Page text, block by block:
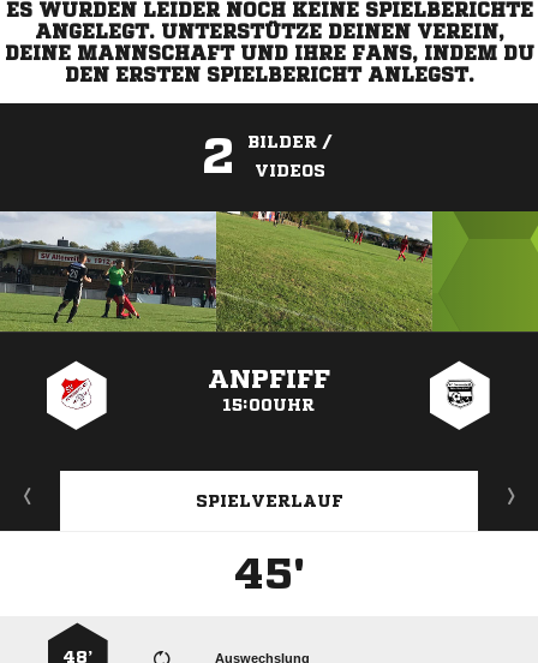
ES WURDEN LEIDER NOCH KEINE SPIELBERICHTE
ANGELEGT. UNTERSTÜTZE DEINEN VEREIN,
DEINE MANNSCHAFT UND IHRE FANS, INDEM DU
DEN ERSTEN SPIELBERICHT ANLEGST.
2
BILDER /
VIDEOS
ANPFIFF
15:00UHR
SPIELVERLAUF
45'
Auswechslung
48’